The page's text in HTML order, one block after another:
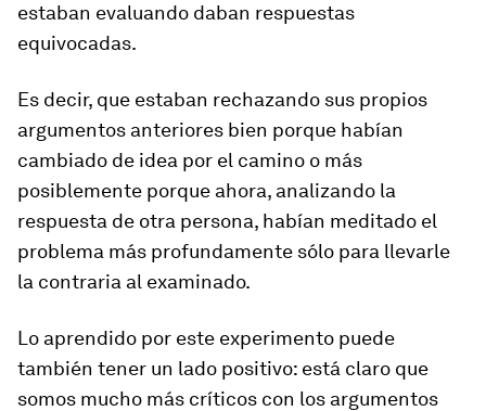
estaban evaluando daban respuestas
equivocadas.
Es decir, que estaban rechazando sus propios
argumentos anteriores bien porque habían
cambiado de idea por el camino o más
posiblemente porque ahora, analizando la
respuesta de otra persona, habían meditado el
problema más profundamente sólo para llevarle
la contraria al examinado.
Lo aprendido por este experimento puede
también tener un lado positivo: está claro que
somos mucho más críticos con los argumentos